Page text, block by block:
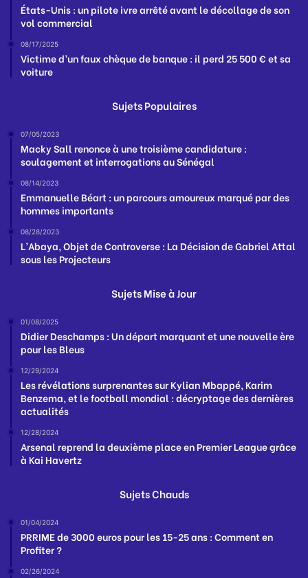
États-Unis : un pilote ivre arrêté avant le décollage de son
vol commercial
08/17/2025
Victime d’un faux chèque de banque : il perd 25 500 € et sa
voiture
Sujets Populaires
07/05/2023
Macky Sall renonce à une troisième candidature :
soulagement et interrogations au Sénégal
08/14/2023
Emmanuelle Béart : un parcours amoureux marqué par des
hommes importants
08/28/2023
L’Abaya, Objet de Controverse : La Décision de Gabriel Attal
sous les Projecteurs
Sujets Mise à Jour
01/08/2025
Didier Deschamps : Un départ marquant et une nouvelle ère
pour les Bleus
12/29/2024
Les révélations surprenantes sur Kylian Mbappé, Karim
Benzema, et le football mondial : décryptage des dernières
actualités
12/28/2024
Arsenal reprend la deuxième place en Premier League grâce
à Kai Havertz
Sujets Chauds
01/04/2024
PRRIME de 3000 euros pour les 15-25 ans : Comment en
Profiter ?
02/26/2024